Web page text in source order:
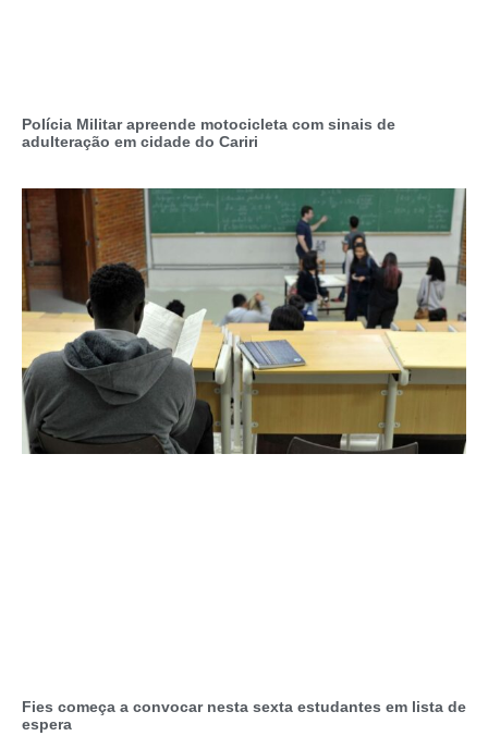
Polícia Militar apreende motocicleta com sinais de
adulteração em cidade do Cariri
Fies começa a convocar nesta sexta estudantes em lista de
espera